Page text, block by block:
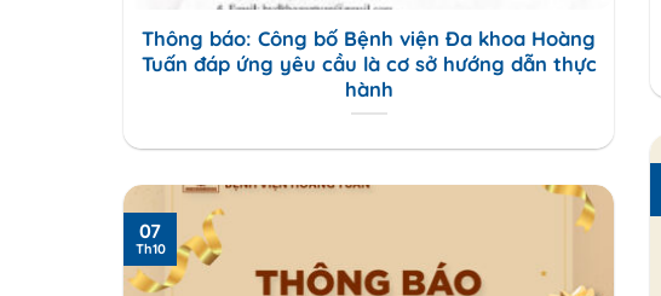
Thông báo: Công bố Bệnh viện Đa khoa Hoàng
Tuấn đáp ứng yêu cầu là cơ sở hướng dẫn thực
hành
07
Th10